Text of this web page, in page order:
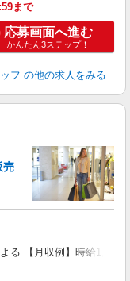
まで
応募画面へ進む
かんたん3ステップ！
フ の他の求人をみる
売
る 【月収例】時給